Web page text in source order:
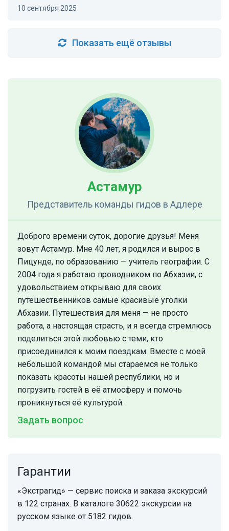
10 сентября 2025
Показать ещё отзывы
Астамур
Представитель команды гидов в Адлере
Доброго времени суток, дорогие друзья! Меня
зовут Астамур. Мне 40 лет, я родился и вырос в
Пицунде, по образованию — учитель географии. С
2004 года я работаю проводником по Абхазии, с
удовольствием открываю для своих
путешественников самые красивые уголки
Абхазии. Путешествия для меня — не просто
работа, а настоящая страсть, и я всегда стремлюсь
поделиться этой любовью с теми, кто
присоединился к моим поездкам. Вместе с моей
небольшой командой мы стараемся не только
показать красоты нашей республики, но и
погрузить гостей в её атмосферу и помочь
проникнуться её культурой.
Задать вопрос
Гарантии
«Экстрагид» — сервис поиска и заказа экскурсий
в 122 странах. В каталоге 30622 экскурсии на
русском языке от 5182 гидов.